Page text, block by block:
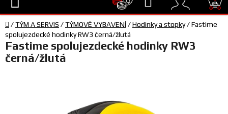
Hledat
TECHNIKA
VYBAVENÍ
Domů
/TÝM A SERVIS /TÝMOVÉ VYBAVENÍ/Hodinky a stopky/Fastime
spolujezdecké hodinky RW3 černá/žlutá
Fastime spolujezdecké hodinky RW3
černá/žlutá